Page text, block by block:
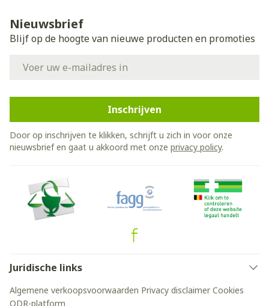
Nieuwsbrief
Blijf op de hoogte van nieuwe producten en promoties
Inschrijven
Door op inschrijven te klikken, schrijft u zich in voor onze
nieuwsbrief en gaat u akkoord met onze privacy policy.
Juridische links
Algemene verkoopsvoorwaarden Privacy disclaimer Cookies
ODR-platform